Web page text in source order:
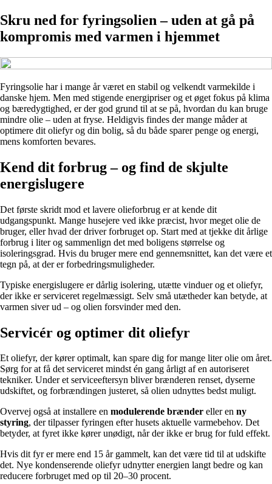
Skru ned for fyringsolien – uden at gå på
kompromis med varmen i hjemmet
Fyringsolie har i mange år været en stabil og velkendt varmekilde i
danske hjem. Men med stigende energipriser og et øget fokus på klima
og bæredygtighed, er der god grund til at se på, hvordan du kan bruge
mindre olie – uden at fryse. Heldigvis findes der mange måder at
optimere dit oliefyr og din bolig, så du både sparer penge og energi,
mens komforten bevares.
Kend dit forbrug – og find de skjulte
energislugere
Det første skridt mod et lavere olieforbrug er at kende dit
udgangspunkt. Mange husejere ved ikke præcist, hvor meget olie de
bruger, eller hvad der driver forbruget op. Start med at tjekke dit årlige
forbrug i liter og sammenlign det med boligens størrelse og
isoleringsgrad. Hvis du bruger mere end gennemsnittet, kan det være et
tegn på, at der er forbedringsmuligheder.
Typiske energislugere er dårlig isolering, utætte vinduer og et oliefyr,
der ikke er serviceret regelmæssigt. Selv små utætheder kan betyde, at
varmen siver ud – og olien forsvinder med den.
Servicér og optimer dit oliefyr
Et oliefyr, der kører optimalt, kan spare dig for mange liter olie om året.
Sørg for at få det serviceret mindst én gang årligt af en autoriseret
tekniker. Under et serviceeftersyn bliver brænderen renset, dyserne
udskiftet, og forbrændingen justeret, så olien udnyttes bedst muligt.
Overvej også at installere en modulerende brænder eller en ny
styring, der tilpasser fyringen efter husets aktuelle varmebehov. Det
betyder, at fyret ikke kører unødigt, når der ikke er brug for fuld effekt.
Hvis dit fyr er mere end 15 år gammelt, kan det være tid til at udskifte
det. Nye kondenserende oliefyr udnytter energien langt bedre og kan
reducere forbruget med op til 20–30 procent.